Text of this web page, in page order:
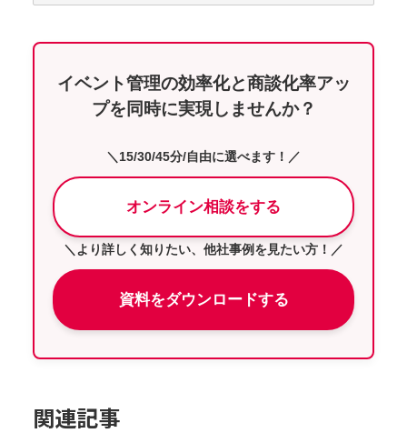
イベント管理の効率化と商談化率アッ
プを同時に実現しませんか？
＼15/30/45分/自由に選べます！／
オンライン相談をする
＼より詳しく知りたい、他社事例を見たい方！／
資料をダウンロードする
関連記事